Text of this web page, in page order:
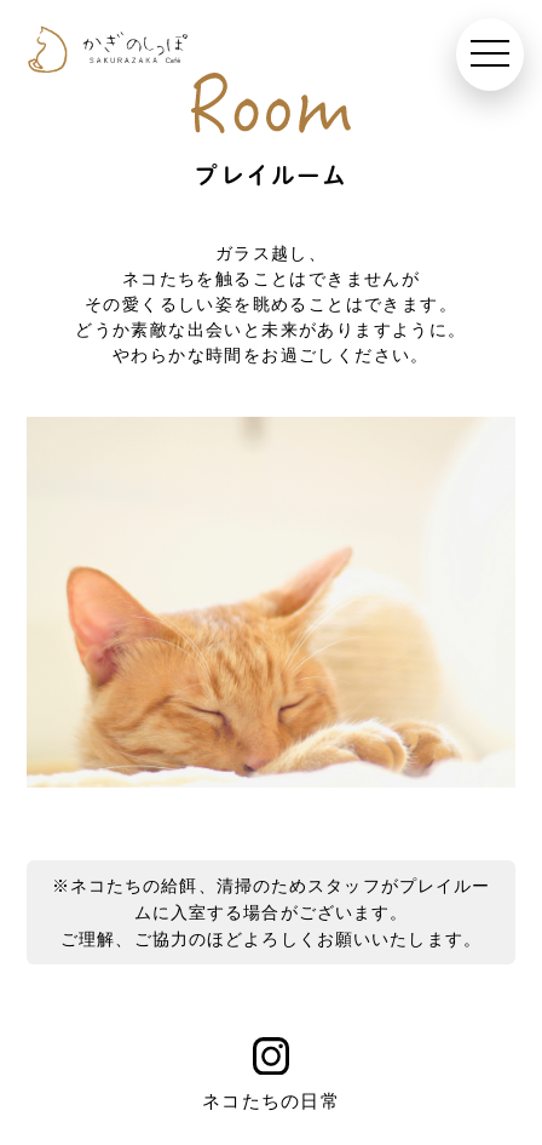
toggle
プレイルーム
ガラス越し、
ネコたちを触ることはできませんが
その愛くるしい姿を眺めることはできます。
どうか素敵な出会いと未来がありますように。
やわらかな時間をお過ごしください。
※ネコたちの給餌、清掃のためスタッフがプレイルー
ムに入室する場合がございます。
ご理解、ご協力のほどよろしくお願いいたします。
ネコたちの日常